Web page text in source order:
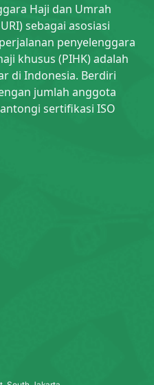
Haji dan Umrah
sebagai asosiasi
penyelenggara
khusus (PIHK) adalah
di Indonesia. Berdiri
jumlah anggota
sertifikasi ISO